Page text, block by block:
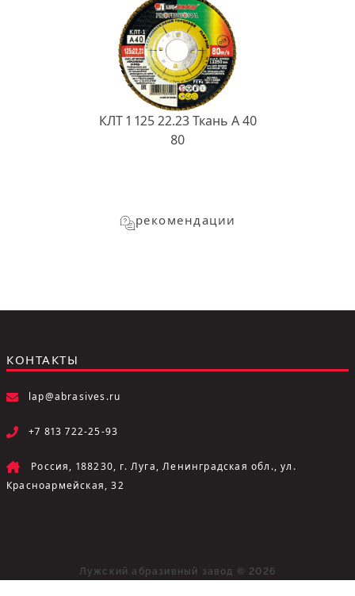
КЛТ 1 125 22.23 Ткань A 40
80
рекомендации
КОНТАКТЫ
lap@abrasives.ru
+7 813 722-25-93
Россия, 188230, г. Луга, Ленинградская обл., ул.
Красноармейская, 32
Лужский абразивный завод © 2026